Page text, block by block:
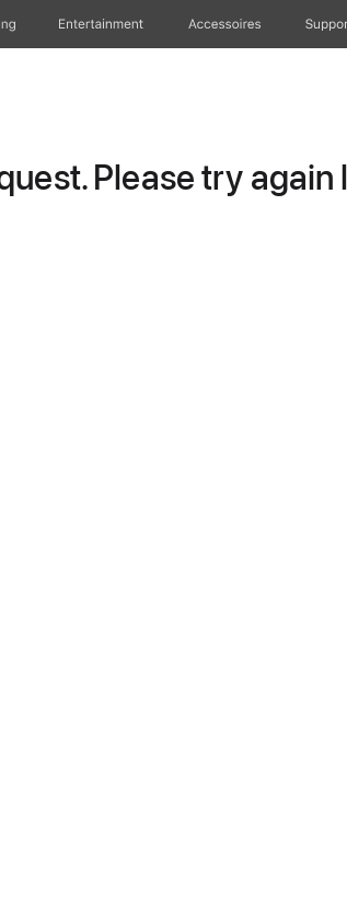
Entertainment Accessoires
Please try again